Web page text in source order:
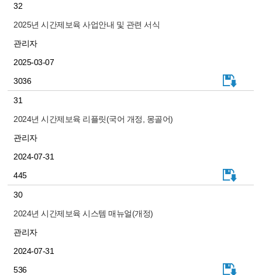
32
2025년 시간제보육 사업안내 및 관련 서식
관리자
2025-03-07
3036
31
2024년 시간제보육 리플릿(국어 개정, 몽골어)
관리자
2024-07-31
445
30
2024년 시간제보육 시스템 매뉴얼(개정)
관리자
2024-07-31
536